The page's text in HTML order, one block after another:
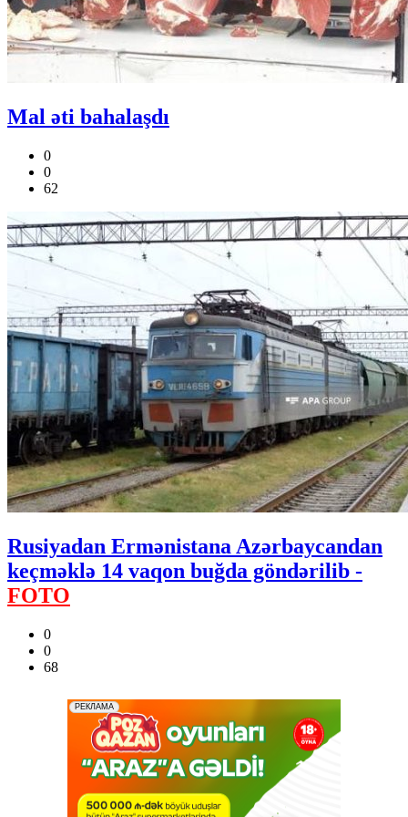
Mal əti bahalaşdı
0
0
62
Rusiyadan Ermənistana Azərbaycandan
keçməklə 14 vaqon buğda göndərilib -
FOTO
0
0
68